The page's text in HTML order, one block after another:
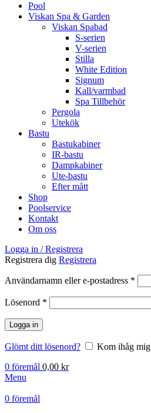
Pool
Viskan Spa & Garden
Viskan Spabad
S-serien
V-serien
Stilla
White Edition
Signum
Kall/varmbad
Spa Tillbehör
Pergola
Utekök
Bastu
Bastukabiner
IR-bastu
Dampkabiner
Ute-bastu
Efter mått
Shop
Poolservice
Kontakt
Om oss
Logga in / Registrera
Registrera dig Registrera
Användarnamn eller e-postadress *
Lösenord *
Logga in
Glömt ditt lösenord?
Kom ihåg mig
0 föremål 0,00 kr
Menu
0 föremål